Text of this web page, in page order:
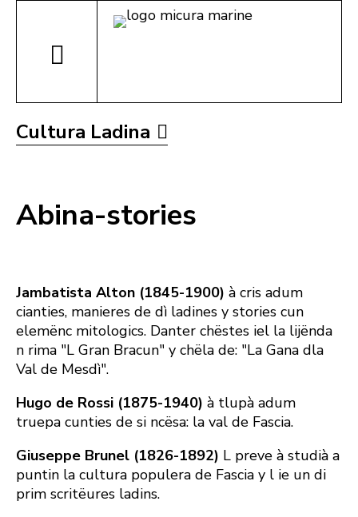
Cultura Ladina
Abina-stories
Jambatista Alton (1845-1900) à cris adum
cianties, manieres de dì ladines y stories cun
elemënc mitologics. Danter chëstes iel la lijënda
n rima "L Gran Bracun" y chëla de: "La Gana dla
Val de Mesdì".
Hugo de Rossi (1875-1940) à tlupà adum
truepa cunties de si ncësa: la val de Fascia.
Giuseppe Brunel (1826-1892) L preve à studià a
puntin la cultura populera de Fascia y l ie un di
prim scritëures ladins.